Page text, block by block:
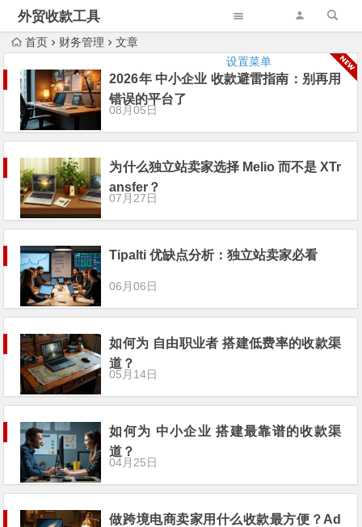
外贸收款工具
设置菜单
首页 财务管理 文章
2026年 中小企业 收款避雷指南：别再用
错误的平台了
08月05日
为什么独立站卖家选择 Melio 而不是 XTr
ansfer？
07月27日
Tipalti 优缺点分析：独立站卖家必看
06月06日
如何为 自由职业者 搭建低费率的收款渠
道？
05月14日
如何为 中小企业 搭建最靠谱的收款渠
道？
04月25日
做跨境电商卖家用什么收款最方便？Ad